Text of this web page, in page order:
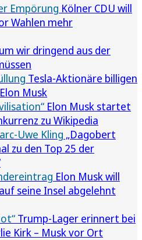
Empörung Kölner CDU will
Wahlen mehr
wir dringend aus der
Tesla-Aktionäre billigen
Musk
Elon Musk startet
zu Wikipedia
Uwe Kling „Dagobert
zu den Top 25 der
Elon Musk will
seine Insel abgelehnt
Trump-Lager erinnert bei
Kirk – Musk vor Ort